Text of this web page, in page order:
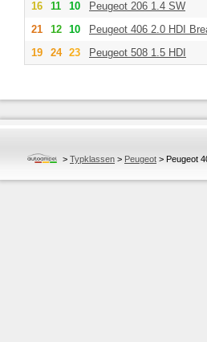
16 11 10 Peugeot 206 1.4 SW
21
12 10 Peugeot 406 2.0 HDI
19
24 23 Peugeot 508 1.5 HDI
> Typklassen > Peugeot > Peugeot